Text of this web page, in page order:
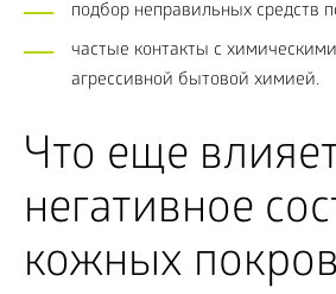
подбор неправильных средств
частые контакты с
агрессивной бытовой химией.
Что еще
негативное
кожных